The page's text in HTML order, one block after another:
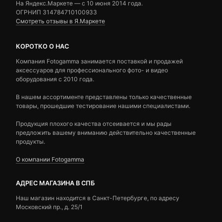
На Яндекс.Маркете — c 10 июня 2014 года.
ОГРНИП 314784710100933
Смотреть отзывы в Я.Маркете
КОРОТКО О НАС
Компания Fotogamma занимается поставкой и продажей
аксессуаров для профессионального фото- и видео
оборудования с 2010 года.
В нашем ассортименте представлены только качественные
товары, прошедшие тестирование нашими специалистами.
Продукция плохого качества отсеивается и мы рады
предложить вашему вниманию действительно качественные
продукты.
О компании Fotogamma
АДРЕС МАГАЗИНА В СПБ
Наш магазин находится в Санкт-Петербурге, по адресу
Московский пр., д. 25/1